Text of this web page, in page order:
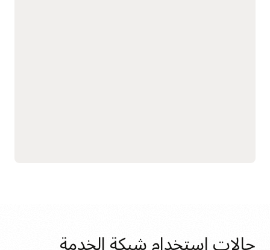
حالات استخدام شبكة الخدمة